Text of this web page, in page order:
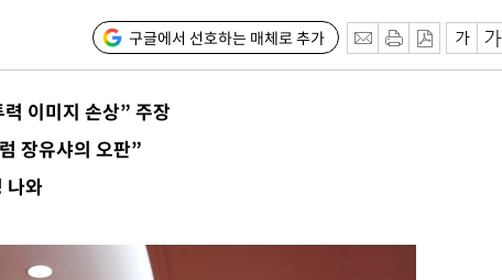
"
구글에서 선호하는 매체로 추가
이미지 손상” 주장
장유샤의 오판”
나와